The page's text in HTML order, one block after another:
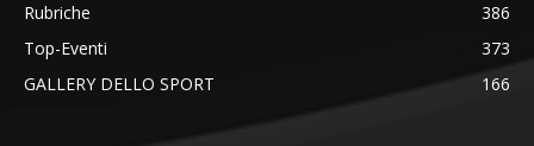
Rubriche
386
Top-Eventi
373
GALLERY DELLO SPORT
166